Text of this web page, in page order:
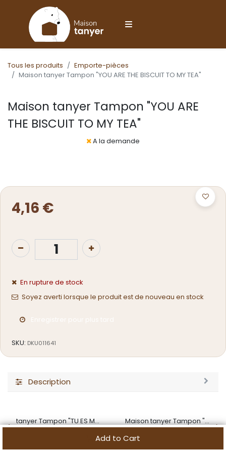
Tous les produits
Emporte-pièces
Maison tanyer Tampon "YOU ARE THE BISCUIT TO MY TEA"
Maison tanyer Tampon "YOU ARE
THE BISCUIT TO MY TEA"
A la demande
4,16 €
Add to Cart
En rupture de stock
Soyez averti lorsque le produit est de nouveau en stock
SKU: DKU011641
Description
tanyer Tampon "TU ES MON BISCUIT PRÉFÉRÉ"
Maison tanyer Tampon "VIVRE D'AMOUR ET DE BISCUIT"
4,16 €